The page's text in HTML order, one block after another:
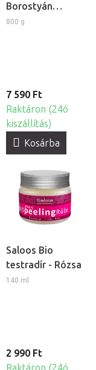
Borostyán
testradír
800 g
7 590 Ft
Raktáron (24ó
kiszállítás)
Kosárba
Saloos Bio
testradír - Rózsa
140 ml
2 990 Ft